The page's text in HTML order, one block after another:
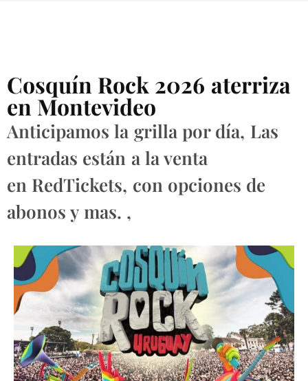
Cosquín Rock 2026 aterriza
en Montevideo
Anticipamos la grilla por día, Las
entradas están a la venta
en RedTickets, con opciones de
abonos y mas. ,